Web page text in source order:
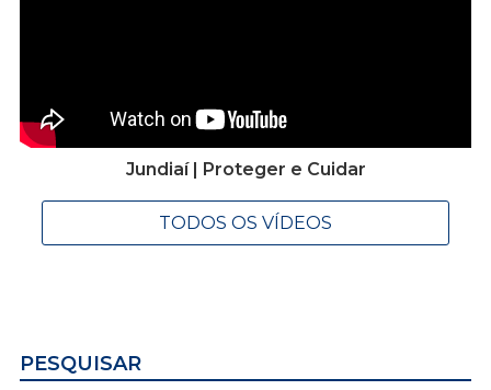
Jundiaí | Proteger e Cuidar
TODOS OS VÍDEOS
PESQUISAR